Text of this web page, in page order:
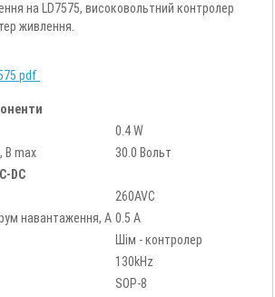
на LD7575, високовольтний контролер
живлення.
pdf
0.4 W
В max
30.0 Вольт
DC
260AVC
навантаження, А 0.5 А
Шім - контролер
130kHz
SOP-8